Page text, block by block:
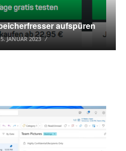
aufspüren
5. JANUAR 2023